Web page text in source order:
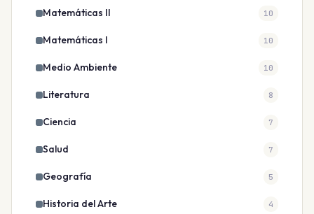
Matemáticas II 10
Matemáticas I 10
Medio Ambiente 10
Literatura 8
Ciencia 7
Salud 7
Geografía 5
Historia del Arte 4